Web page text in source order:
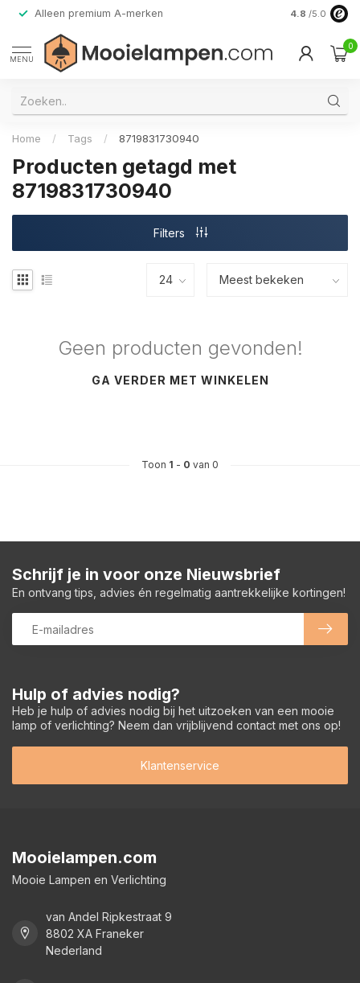
Alleen premium A-merken 4.8 /5.0
MENU
0
Home / Tags / 8719831730940
Producten getagd met
8719831730940
Filters
Geen producten gevonden!
GA VERDER MET WINKELEN
Toon 1 - 0 van 0
Hulp of advies nodig?
Heb je hulp of advies nodig bij het uitzoeken van een mooie
lamp of verlichting? Neem dan vrijblijvend contact met ons op!
Klantenservice
Schrijf je in voor onze Nieuwsbrief
En ontvang tips, advies én regelmatig aantrekkelijke kortingen!
Mooielampen.com
Mooie Lampen en Verlichting
van Andel Ripkestraat 9
8802 XA Franeker
Nederland